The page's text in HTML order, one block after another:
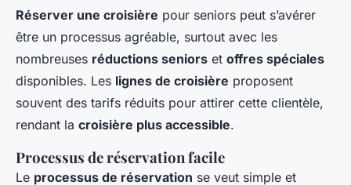
Réserver une croisière pour seniors peut s’avérer
être un processus agréable, surtout avec les
nombreuses réductions seniors et offres spéciales
disponibles. Les lignes de croisière proposent
souvent des tarifs réduits pour attirer cette clientèle,
rendant la croisière plus accessible.
Processus de réservation facile
Le processus de réservation se veut simple et